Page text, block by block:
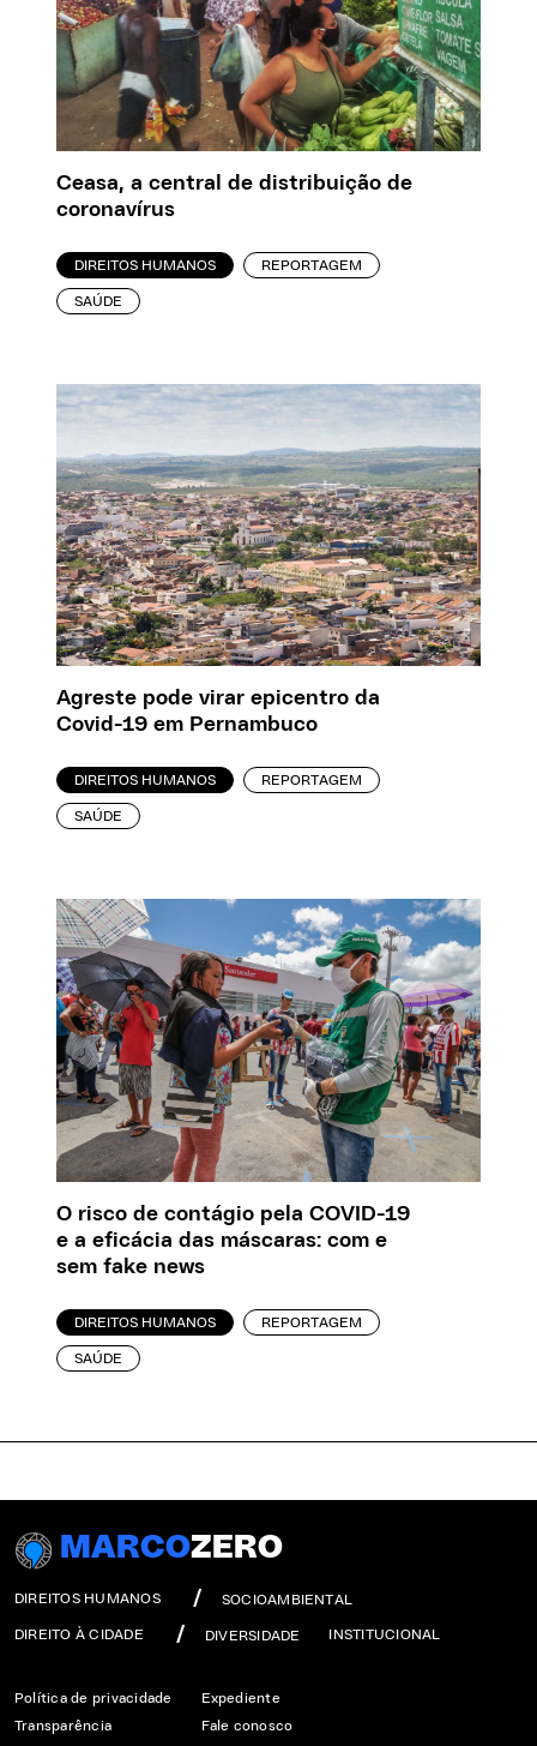
Ceasa, a central de distribuição de
coronavírus
DIREITOS HUMANOS REPORTAGEM
SAÚDE
Agreste pode virar epicentro da
Covid-19 em Pernambuco
DIREITOS HUMANOS REPORTAGEM
SAÚDE
O risco de contágio pela COVID-19
e a eficácia das máscaras: com e
sem fake news
DIREITOS HUMANOS REPORTAGEM
SAÚDE
MARCOZERO
DIREITOS HUMANOS SOCIOAMBIENTAL
DIREITO À CIDADE DIVERSIDADE INSTITUCIONAL
Política de privacidade
Transparência
Expediente
Fale conosco